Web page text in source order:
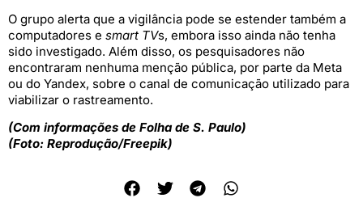
O grupo alerta que a vigilância pode se estender também a
computadores e smart TVs, embora isso ainda não tenha
sido investigado. Além disso, os pesquisadores não
encontraram nenhuma menção pública, por parte da Meta
ou do Yandex, sobre o canal de comunicação utilizado para
viabilizar o rastreamento.
(Com informações de Folha de S. Paulo)
(Foto: Reprodução/Freepik)